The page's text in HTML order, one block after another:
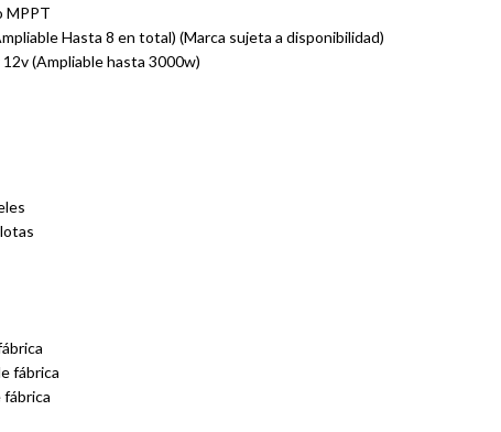
MPPT
Hasta 8 en total) (Marca sujeta a disponibilidad)
(Ampliable hasta 3000w)
fábrica